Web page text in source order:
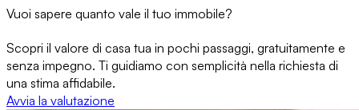
Vuoi sapere quanto vale il tuo immobile?
Scopri il valore di casa tua in pochi passaggi, gratuitamente e
senza impegno. Ti guidiamo con semplicità nella richiesta di
una stima affidabile.
Avvia la valutazione